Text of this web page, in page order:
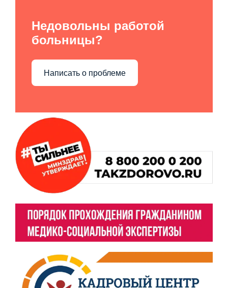
Недовольны работой
больницы?
Написать о проблеме